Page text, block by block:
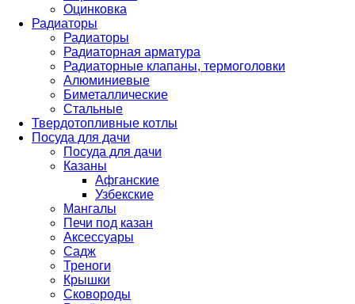
Оцинковка
Радиаторы
Радиаторы
Радиаторная арматура
Радиаторные клапаны, термоголовки
Алюминиевые
Биметаллические
Стальные
Твердотопливные котлы
Посуда для дачи
Посуда для дачи
Казаны
Афганские
Узбекские
Мангалы
Печи под казан
Аксессуары
Садж
Треноги
Крышки
Сковороды